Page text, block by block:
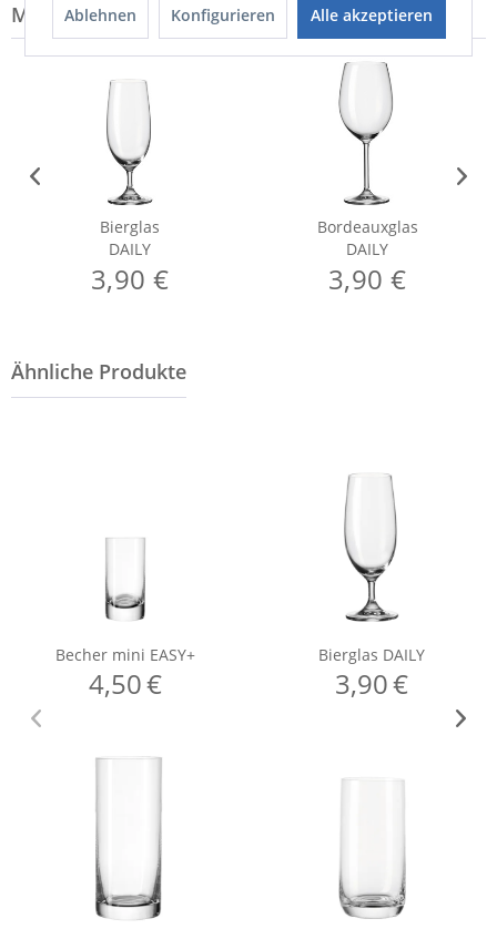
Modell-Familie: DAILY
Bierglas
DAILY
3,90 €
Bordeauxglas
DAILY
3,90 €
Ablehnen Konfigurieren Alle akzeptieren